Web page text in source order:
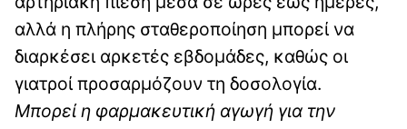
αλλά η πλήρης σταθεροποίηση μπορεί να
διαρκέσει αρκετές εβδομάδες, καθώς οι
γιατροί προσαρμόζουν τη δοσολογία.
Μπορεί η φαρμακευτική αγωγή για την